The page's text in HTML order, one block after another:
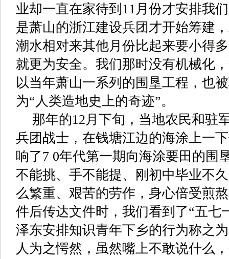
业却一直在家待到 11月份才安排我
是萧山的浙江建设兵团才开始筹建
潮水相对来其他月份比起来要小得
就更为安全。我们那时没有机械化
以当年萧山一系列的围垦工程，也
为“人类造地史上的奇迹”。
那年的12月下旬，当地农民和驻
兵团战士，在钱塘江边的海涂上一
响了7 0年代第一期向海涂要田的围
不能挑、手不能提、刚初中毕业不
么繁重、艰苦的劳作，身心倍受煎
件后传达文件时，我们看到了“五七
泽东安排知识青年下乡的行为称之为
人为之愕然，虽然嘴上不敢说什么